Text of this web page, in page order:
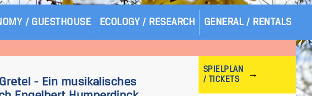
/ GUESTHOUSE ECOLOGY / RESEARCH GENERAL / RENTALS
- Ein musikalisches
SPIELPLAN
/ TICKETS